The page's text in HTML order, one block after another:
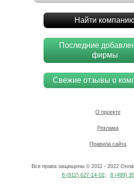
Найти
Последние
фирмы
Свежие отзывы о
О проекте
Реклама
Правила сайта
Все права защищены © 2011 - 2022
8 (812) 627-14-02; 8 (499)